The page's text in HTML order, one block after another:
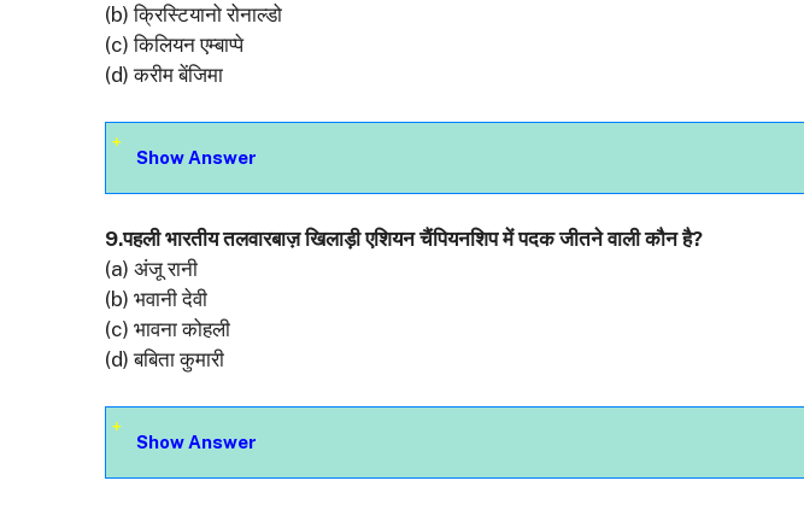
(b) क्रिस्टियानो रोनाल्डो
(c) किलियन एम्बाप्पे
(d) करीम बेंजिमा
Show Answer
9.पहली भारतीय तलवारबाज़ खिलाड़ी एशियन चैंपियनशिप में पदक जीतने वाली कौन है?
(a) अंजू रानी
(b) भवानी देवी
(c) भावना कोहली
(d) बबिता कुमारी
Show Answer